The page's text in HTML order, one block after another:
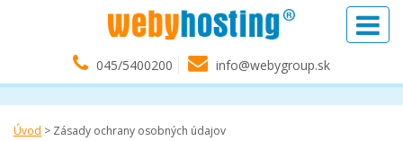
045/5400200 info@webygroup.sk
Úvod > Zásady ochrany osobných údajov